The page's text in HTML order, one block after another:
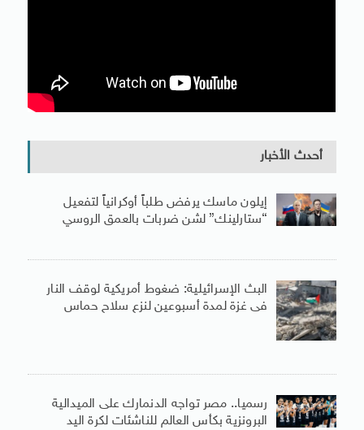
أحدث الأخبار
إيلون ماسك يرفض طلباً أوكرانياً لتفعيل
“ستارلينك” لشن ضربات بالعمق الروسي
البث الإسرائيلية: ضغوط أمريكية لوقف النار
فى غزة لمدة أسبوعين لنزع سلاح حماس
رسميا.. مصر تواجه الدنمارك على الميدالية
البرونزية بكأس العالم للناشئات لكرة اليد